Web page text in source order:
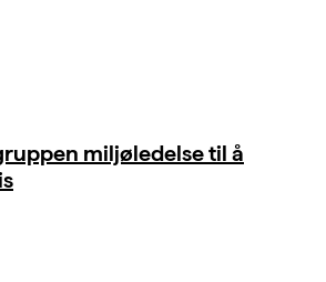
miljøledelse til å